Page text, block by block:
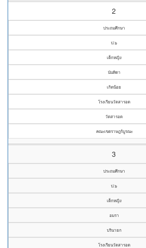
2
ประถมศึกษา
ป.๖
เด็กหญิง
นันทิดา
เกิดน้อย
โรงเรียนวัดสารอด
วัดสารอด
คณะเขตราษฎร์บูรณะ
3
ประถมศึกษา
ป.๖
เด็กหญิง
อมรา
บรินายก
โรงเรียนวัดสารอด